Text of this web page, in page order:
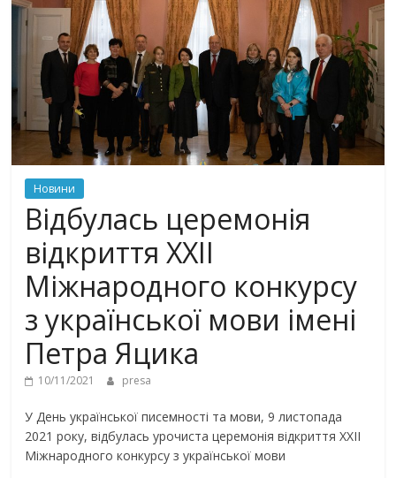
Новини
Відбулась церемонія
відкриття ХХІІ
Міжнародного конкурсу
з української мови імені
Петра Яцика
10/11/2021 presa
У День української писемності та мови, 9 листопада
2021 року, відбулась урочиста церемонія відкриття ХХІІ
Міжнародного конкурсу з української мови